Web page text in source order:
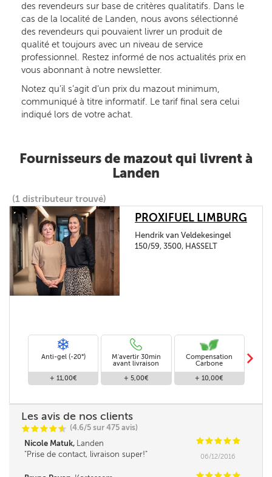
des revendeurs sur base de critères qualitatifs. Dans le
cas de la localité de Landen, nous avons sélectionné
des revendeurs qui pouvaient livrer un produit de
qualité et toujours avec un niveau de service
professionnel. Restez informé de nos actualités prix en
vous abonnant à notre newsletter.
Notez qu’il s’agit d’un prix du mazout minimum,
communiqué à titre informatif. Le tarif final sera celui
indiqué lors de votre achat.
Fournisseurs de mazout qui livrent à
Landen
(1 distributeur trouvé)
PROXIFUEL LIMBURG
Hendrik van Veldekesingel
150/59, 3500, HASSELT
Anti-gel (-20°)
+ 11,00€
M'avertir 30min
avant livraison
+ 5,00€
Compensation
Carbone
+ 10,00€
m
Les avis de nos clients
CCCCi
@ (4.6/5 sur 475 avis)
Nicole Matuk, Landen CCCCC
Prise de contact, livraison super!
06/12/2016